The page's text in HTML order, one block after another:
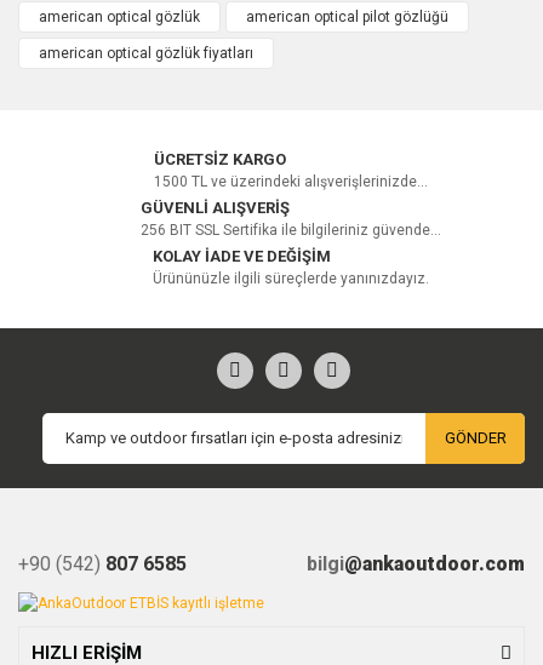
american optical gözlük american optical pilot gözlüğü
american optical gözlük fiyatları
ÜCRETSİZ KARGO
1500 TL ve üzerindeki alışverişlerinizde...
GÜVENLİ ALIŞVERİŞ
256 BIT SSL Sertifika ile bilgileriniz güvende...
KOLAY İADE VE DEĞİŞİM
Ürününüzle ilgili süreçlerde yanınızdayız.
GÖNDER
+90 (542) 807 6585 bilgi@ankaoutdoor.com
HIZLI ERİŞİM